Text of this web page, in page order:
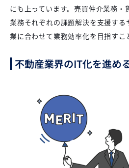
にも上っています。売買仲介業務・
業務それぞれの課題解決を支援す
業に合わせて業務効率化を目指すこ
不動産業界のIT化を進め